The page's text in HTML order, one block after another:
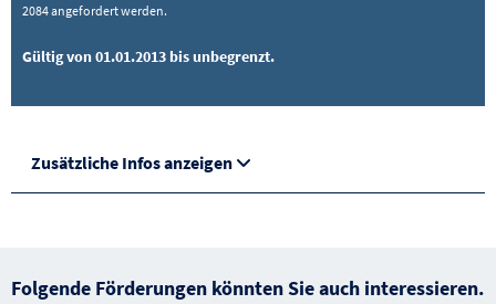
2084 angefordert werden.
Gültig von 01.01.2013 bis unbegrenzt.
Zusätzliche Infos anzeigen
Folgende Förderungen könnten Sie auch interessieren.